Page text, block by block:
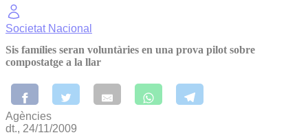
Societat Nacional
Sis famílies seran voluntàries en una prova pilot sobre
compostatge a la llar
Agències
dt., 24/11/2009